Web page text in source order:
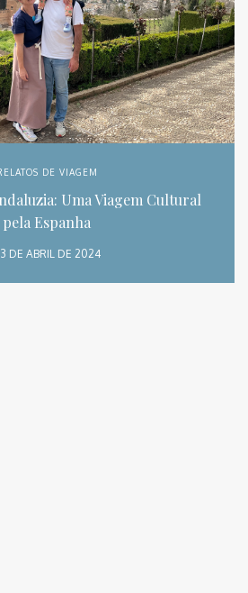
DE VIAGEM
Uma Viagem Cultural
pela Espanha
DE ABRIL DE 2024